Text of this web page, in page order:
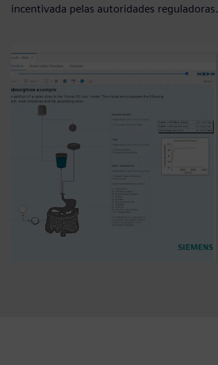
incentivada pelas autoridades reguladoras.